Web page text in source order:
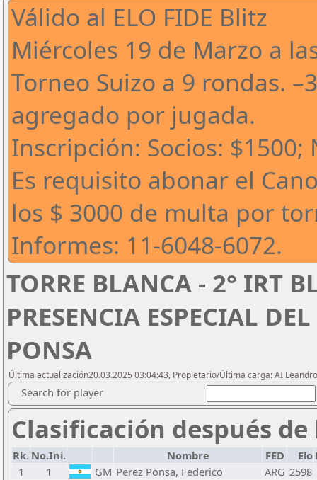
Válido al ELO FIDE Blitz
Miércoles 19 de Marzo a
Torneo Suizo a 9 rondas.
agregado por jugada.
Inscripción: Socios: $1500;
Es requisito abonar el
los $ 3000 de multa por
Informes: 11-6048-6072.
TORRE BLANCA - 2° IRT
PRESENCIA ESPECIAL
PONSA
Última actualización20.03.2025 03:04:43, Propietario/Última carga: AI
Search for player
Clasificación después
Rk. No.Ini. Nombre FED Elo
1
1 GM Perez Ponsa, Federico ARG 2598